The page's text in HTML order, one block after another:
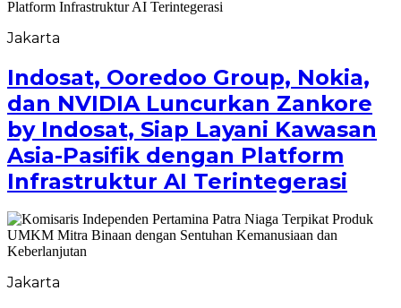
Jakarta
Indosat, Ooredoo Group, Nokia,
dan NVIDIA Luncurkan Zankore
by Indosat, Siap Layani Kawasan
Asia-Pasifik dengan Platform
Infrastruktur AI Terintegerasi
Jakarta